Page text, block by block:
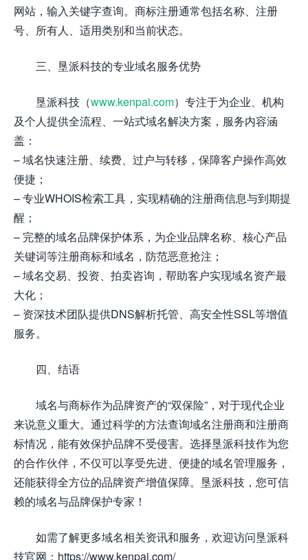
网站，输入关键字查询。商标注册通常包括名称、注册
号、所有人、适用类别和当前状态。
三、垦派科技的专业域名服务优势
垦派科技（www.kenpai.com）专注于为企业、机构
及个人提供全流程、一站式域名解决方案，服务内容涵
盖：
– 域名快速注册、续费、过户与转移，保障客户操作高效
便捷；
– 专业WHOIS检索工具，实现精确的注册商信息与到期提
醒；
– 完整的域名品牌保护体系，为企业品牌名称、核心产品
关键词等注册商标和域名，防范恶意抢注；
– 域名交易、投资、拍卖咨询，帮助客户实现域名资产最
大化；
– 资深技术团队提供DNS解析托管、高安全性SSL等增值
服务。
四、结语
域名与商标作为品牌资产的“双保险”，对于现代企业
来说意义重大。通过科学的方法查询域名注册商和注册商
标情况，能有效保护品牌不受侵害。选择垦派科技作为您
的合作伙伴，不仅可以享受先进、便捷的域名管理服务，
还能获得全方位的品牌资产增值保障。垦派科技，您可信
赖的域名与品牌保护专家！
如需了解更多域名相关资讯和服务，欢迎访问垦派科
技官网：https://www.kenpai.com/